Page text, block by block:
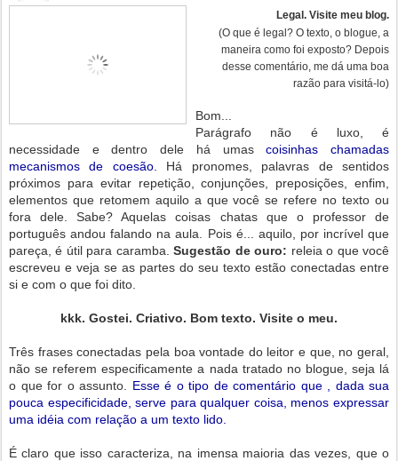
Legal. Visite meu blog.
(O que é legal? O texto, o blogue, a
maneira como foi exposto? Depois
desse comentário, me dá uma boa
razão para visitá-lo)
Bom...
Parágrafo não é luxo, é
necessidade e dentro dele há umascoisinhas chamadas
mecanismos de coesão.
Há pronomes, palavras de sentidos
próximos para evitar repetição, conjunções, preposições, enfim,
elementos que retomem aquilo a que você se refere no texto ou
fora dele. Sabe? Aquelas coisas chatas que o professor de
português andou falando na aula. Pois é... aquilo, por incrível que
pareça, é útil para caramba.Sugestão de ouro: releia o que você
escreveu e veja se as partes do seu texto estão conectadas entre
si e com o que foi dito.
kkk. Gostei. Criativo. Bom texto. Visite o meu.
Três frases conectadas pela boa vontade do leitor e que, no geral,
não se referem especificamente a nada tratado no blogue, seja lá
o que for o assunto. Esse é o tipo de comentário que , dada sua
pouca especificidade, serve para qualquer coisa, menos expressar
uma idéia com relação a um texto lido.
É claro que isso caracteriza, na imensa maioria das vezes, que o